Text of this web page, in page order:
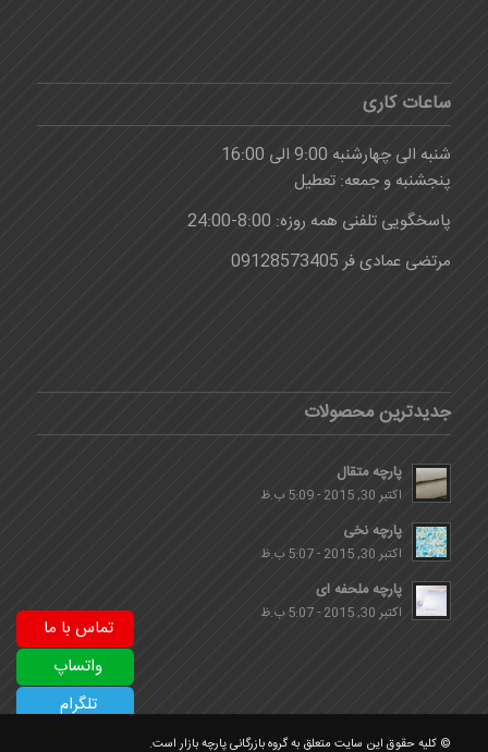
تماس با ما
واتساپ
تلگرام
ساعات کاری
شنبه الی چهارشنبه 9:00 الی 16:00
پنجشنبه و جمعه: تعطیل
پاسخگویی تلفنی همه روزه: 8:00-24:00
مرتضی عمادی فر 09128573405
جدیدترین محصولات
پارچه متقال
اکتبر 30, 2015 - 5:09 ب.ظ
پارچه نخی
اکتبر 30, 2015 - 5:07 ب.ظ
پارچه ملحفه ای
اکتبر 30, 2015 - 5:07 ب.ظ
© کلیه حقوق این سایت متعلق به گروه بازرگانی پارچه بازار است.